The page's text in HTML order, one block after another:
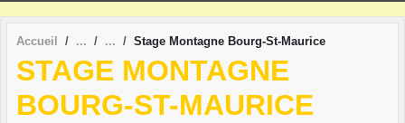
Accueil Stage Montagne Bourg-St-Maurice
STAGE MONTAGNE
BOURG-ST-MAURICE